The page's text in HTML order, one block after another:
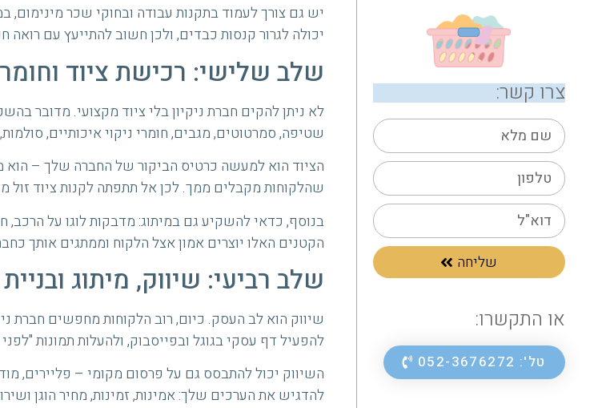
צרו קשר:
שליחה
או התקשרו:
טל': 052-3676272
יש גם צורך לעמוד בתקנות עבודה ובחוקי שכר
יכולה לגרור קנסות כבדים, ולכן חשוב להתייעץ עם
שלב שלישי: רכישת ציוד
לא ניתן להקים חברת ניקיון בלי ציוד מקצועי. מדובר
שטיפה, סמרטוטים, מגבים, חומרי ניקוי איכותיים,
הציוד הוא למעשה כרטיס הביקור של החברה שלך – הוא
שהלקוחות מקבלים ממך. לכן אל תתפתה לקנות ציוד זול
בנוסף, כדאי להשקיע גם במיתוג: מדבקות לוגו על הרכב,
הקטנים האלו יוצרים אמון אצל הלקוח וממתגים אותך
שלב רביעי: שיווק, מיתוג ובניית
שיווק הוא לב העסק. כיום, רוב הלקוחות מחפשים חברת
להפעיל דף עסקי בגוגל ובפייסבוק, ולהעלות תמונות
השיווק יכול להתבסס גם על פרסום מקומי – פליירים,
להדגיש את הערכים שלך: אמינות, זמינות, מחיר הוגן